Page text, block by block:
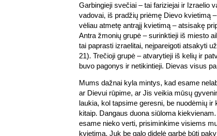
Garbingieji svečiai – tai fariziejai ir Izraelio
vadovai, iš pradžių priėmę Dievo kvietimą
vėliau atmetę antrąjį kvietimą – atsisakę
Antra žmonių grupė – surinktieji iš miesto
tai paprasti izraelitai, neįpareigoti atsakyti
21). Trečioji grupė – atvarytieji iš kelių ir
buvo pagonys ir netikintieji. Dievas visus
Mums dažnai kyla mintys, kad esame
ar Dievui rūpime, ar Jis veikia mūsų
laukia, kol tapsime geresni, be nuodėmių ir
kitaip. Dangaus duona siūloma
esame nieko verti, prisiminkime visiems
kvietimą. Juk be galo didelė garbė būti